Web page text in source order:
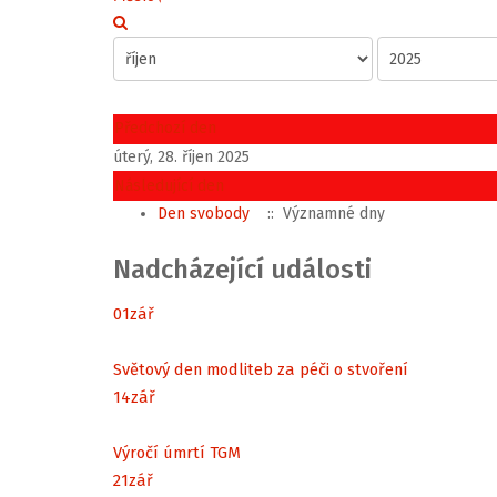
Předchozí den
úterý, 28. říjen 2025
Následující den
Den svobody
:: Významné dny
Nadcházející události
01zář
Světový den modliteb za péči o stvoření
14zář
Výročí úmrtí TGM
21zář